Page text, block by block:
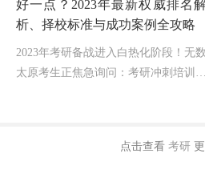
好一点？2023年最新权威排名
析、择校标准与成功案例全攻略
2023年考研备战进入白热化阶段！无数
太原考生正焦急询问：考研冲刺培训培
点击查看 考研